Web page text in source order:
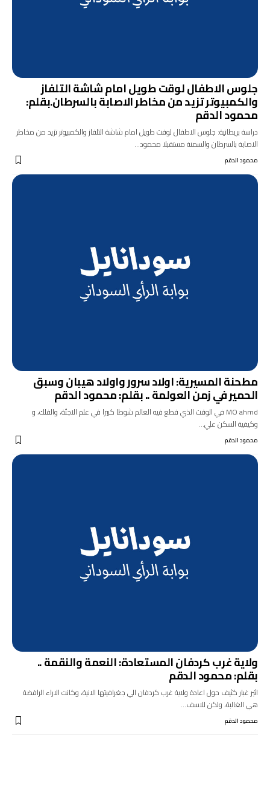
جلوس الاطفال لوقت طويل امام شاشة التلفاز
والكمبيوتر تزيد من مخاطر الاصابة بالسرطان.بقلم:
محمود الدقم
دراسة بريطانية: جلوس الاطفال لوقت طويل امام شاشة التلفاز والكمبيوتر تزيد من مخاطر
الاصابة بالسرطان والسمنة مستقبلا محمود…
محمود الدقم
مطحنة المسيرية: اولاد سرور واولاد هيبان وسبق
الحمير في زمن العولمة .. بقلم: محمود الدقم
MO ahmd في الوقت الذي قطع فيه العالم شوطا كبيرا في علم الاجنُة، والفلك، و
وكيفية السكن علي…
محمود الدقم
ولاية غرب كردفان المستعادة: النعمة والنقمة ..
بقلم: محمود الدقم
اثير غبار كثيف حول اعادة ولاية غرب كردفان الي جغرافيتها الانية، وكانت الاراء الرافضة
هي الغالبة، ولكن للاسف…
محمود الدقم